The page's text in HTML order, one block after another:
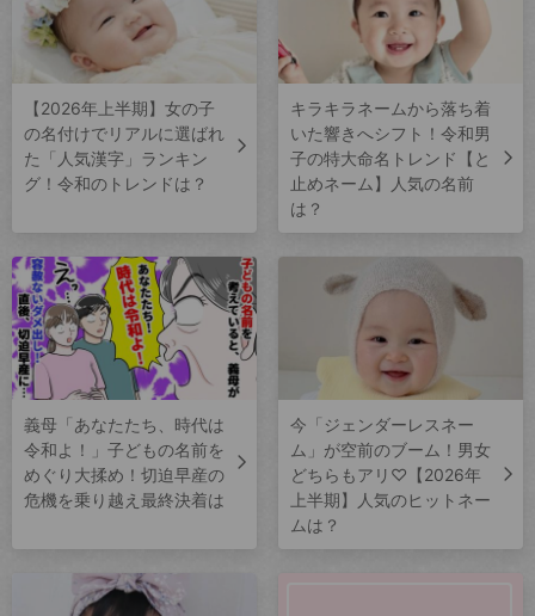
【2026年上半期】女の子
の名付けでリアルに選ばれ
た「人気漢字」ランキン
グ！令和のトレンドは？
キラキラネームから落ち着
いた響きへシフト！令和男
子の特大命名トレンド【と
止めネーム】人気の名前
は？
義母「あなたたち、時代は
令和よ！」子どもの名前を
めぐり大揉め！切迫早産の
危機を乗り越え最終決着は
今「ジェンダーレスネー
ム」が空前のブーム！男女
どちらもアリ♡【2026年
上半期】人気のヒットネー
ムは？